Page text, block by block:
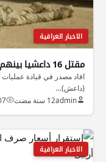
الاخبار العراقية
مقتل 16 داعشيا بينهم اجانب باشتباكات غرب الرمادي
افاد مصدر في قيادة عمليات
(داعش)…
admin12 سنة مضت
الاخبار العراقية